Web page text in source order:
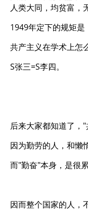
人类大同，均贫富，
1949年定下的规矩是
共产主义在学术上怎
S张三=S李四。
后来大家都知道了，"
因为勤劳的人，和懒
而"勤奋"本身，是很累
因而整个国家的人，